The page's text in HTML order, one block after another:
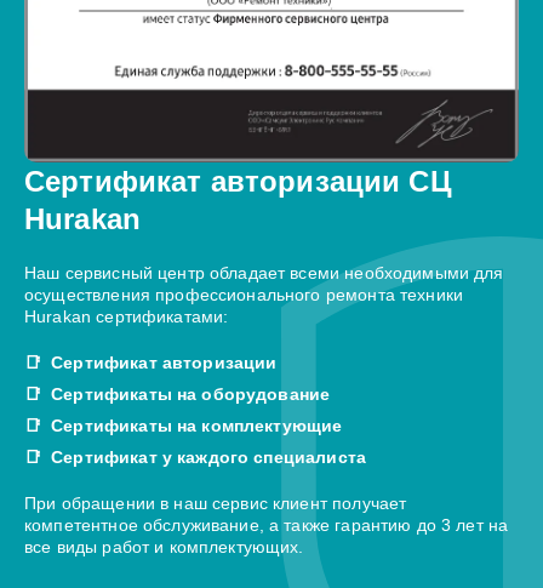
Сертификат авторизации СЦ
Hurakan
Наш сервисный центр обладает всеми необходимыми для
осуществления профессионального ремонта техники
Hurakan сертификатами:
Сертификат авторизации
Сертификаты на оборудование
Сертификаты на комплектующие
Сертификат у каждого специалиста
При обращении в наш сервис клиент получает
компетентное обслуживание, а также гарантию до 3 лет на
все виды работ и комплектующих.